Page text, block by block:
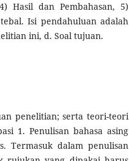
Hasil dan Pembahasan, 5)
Isi pendahuluan adalah
ini, d. Soal tujuan.
penelitian; serta teori-teori
1. Penulisan bahasa asing
Termasuk dalam penulisan